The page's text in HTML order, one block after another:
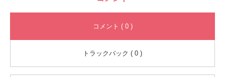
コメント ( 0 )
トラックバック ( 0 )